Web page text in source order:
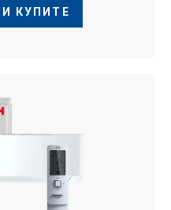
КУПИТЕ